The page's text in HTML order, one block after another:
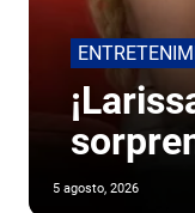
5 agosto, 2026